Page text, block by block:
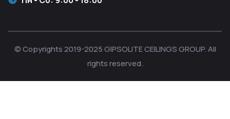
© Copyrights 2019-2025 GIPSOLITE CEILINGS GROUP. All
rights reserved.